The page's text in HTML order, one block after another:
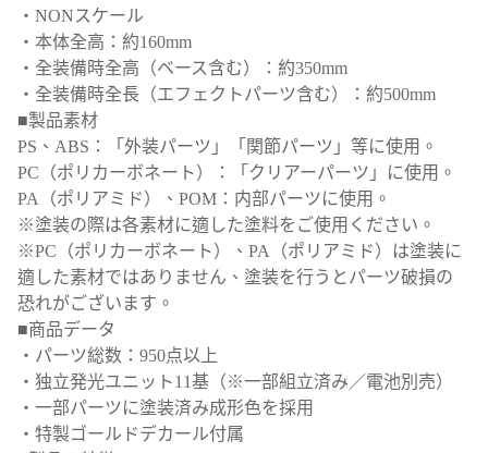
・NONスケール
・本体全高：約160mm
・全装備時全高（ベース含む）：約350mm
・全装備時全長（エフェクトパーツ含む）：約500mm
■製品素材
PS、ABS：「外装パーツ」「関節パーツ」等に使用。
PC（ポリカーボネート）：「クリアーパーツ」に使用。
PA（ポリアミド）、POM：内部パーツに使用。
※塗装の際は各素材に適した塗料をご使用ください。
※PC（ポリカーボネート）、PA（ポリアミド）は塗装に
適した素材ではありません、塗装を行うとパーツ破損の
恐れがございます。
■商品データ
・パーツ総数：950点以上
・独立発光ユニット11基（※一部組立済み／電池別売）
・一部パーツに塗装済み成形色を採用
・特製ゴールドデカール付属